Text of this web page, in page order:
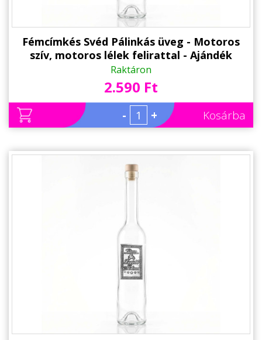
Fémcímkés Svéd Pálinkás üveg - Motoros
szív, motoros lélek felirattal - Ajándék
Motorosoknak
Raktáron
2.590 Ft
- + Kosárba